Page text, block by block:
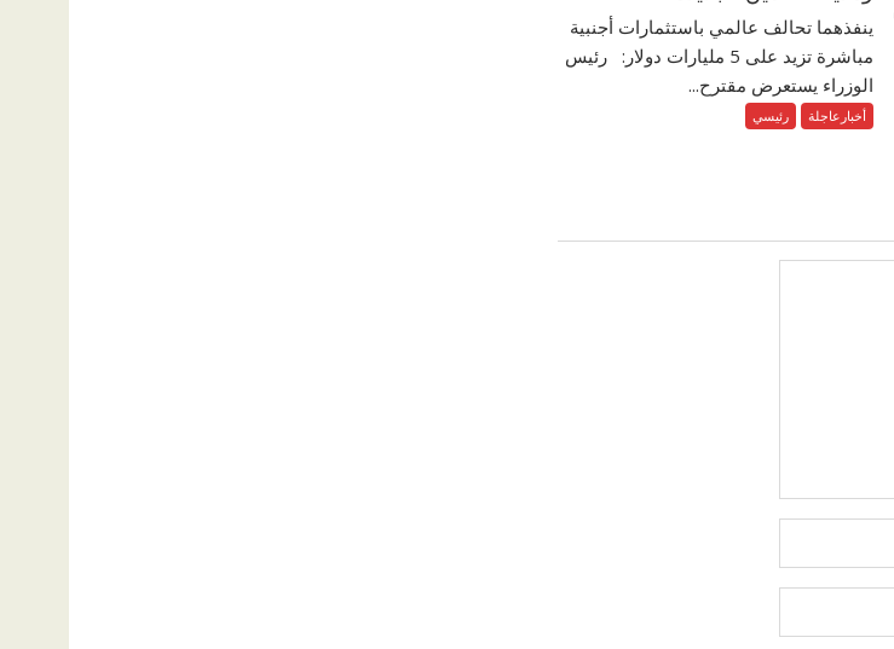
ينفذهما تحالف عالمي باستثمارات أجنبية
مباشرة تزيد على 5 مليارات دولار: رئيس
الوزراء يستعرض مقترح...
أخبارعاجلة رئيسي